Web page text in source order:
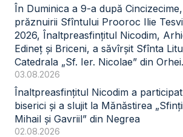
În Duminica a 9-a după
prăznuirii Sfîntului Prooroc Ilie
2026, Înaltpreasfințitul Nicodim,
Edineț și Briceni, a săvîrșit Sfînta
Catedrala „Sf. Ier. Nicolae” din Orhei.
03.08.2026
Înaltpreasfințitul Nicodim a
biserici și a slujit la Mănăstirea
Mihail și Gavriil” din Negrea
02.08.2026